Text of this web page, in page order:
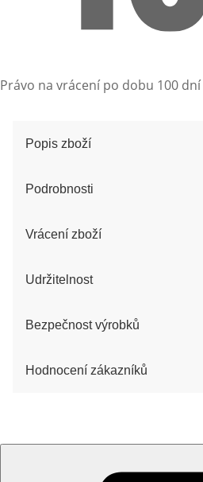
Právo na vrácení po dobu 100 dní
Popis zboží
Podrobnosti
Vrácení zboží
Udržitelnost
Bezpečnost výrobků
Hodnocení zákazníků